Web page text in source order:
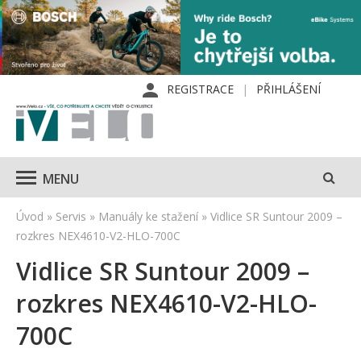
REGISTRACE PŘIHLÁŠENÍ
MENU
Úvod » Servis » Manuály ke stažení » Vidlice SR Suntour 2009 –
rozkres NEX4610-V2-HLO-700C
Vidlice SR Suntour 2009 –
rozkres NEX4610-V2-HLO-
700C